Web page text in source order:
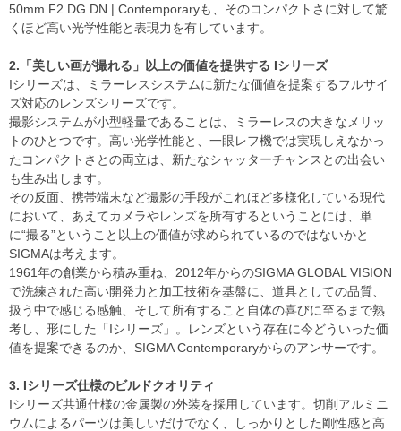
50mm F2 DG DN | Contemporaryも、そのコンパクトさに対して驚
くほど高い光学性能と表現力を有しています。
2.「美しい画が撮れる」以上の価値を提供する Iシリーズ
Iシリーズは、ミラーレスシステムに新たな価値を提案するフルサイ
ズ対応のレンズシリーズです。
撮影システムが小型軽量であることは、ミラーレスの大きなメリッ
トのひとつです。高い光学性能と、一眼レフ機では実現しえなかっ
たコンパクトさとの両立は、新たなシャッターチャンスとの出会い
も生み出します。
その反面、携帯端末など撮影の手段がこれほど多様化している現代
において、あえてカメラやレンズを所有するということには、単
に“撮る”ということ以上の価値が求められているのではないかと
SIGMAは考えます。
1961年の創業から積み重ね、2012年からのSIGMA GLOBAL VISION
で洗練された高い開発力と加工技術を基盤に、道具としての品質、
扱う中で感じる感触、そして所有すること自体の喜びに至るまで熟
考し、形にした「Iシリーズ」。レンズという存在に今どういった価
値を提案できるのか、SIGMA Contemporaryからのアンサーです。
3. Iシリーズ仕様のビルドクオリティ
Iシリーズ共通仕様の金属製の外装を採用しています。切削アルミニ
ウムによるパーツは美しいだけでなく、しっかりとした剛性感と高